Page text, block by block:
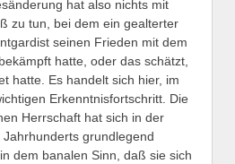
hat also nichts mit
zu tun, bei dem ein gealterter
seinen Frieden mit dem
hatte, oder das schätzt,
hatte. Es handelt sich hier, im
Erkenntnisfortschritt. Die
Herrschaft hat sich in der
grundlegend
dem banalen Sinn, daß sie sich